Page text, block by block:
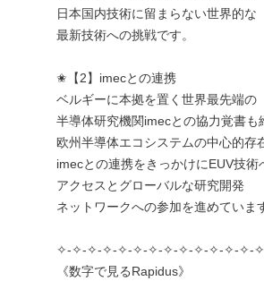
日本国内技術に留まらない世界的な
最新技術への挑戦です。
✬【2】imecとの連携
ベルギーに本拠を置く世界最先端の
半導体研究機関imecとの協力覚書も
欧州半導体エコシステムの中心的存
imecとの連携をきっかけにEUV技術
アクセスとグローバルな研究開発
ネットワークへの参加を進めていま
✧-✧-✧-✧-✧-✧-✧-✧-✧-✧-✧-✧-✧-
《数字で見るRapidus》